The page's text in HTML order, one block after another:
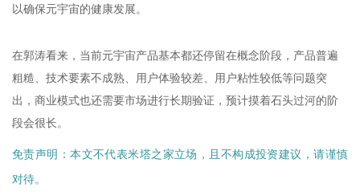
以确保元宇宙的健康发展。
在郭涛看来，当前元宇宙产品基本都还停留在概念阶段，产品普遍
粗糙、技术要素不成熟、用户体验较差、用户粘性较低等问题突
出，商业模式也还需要市场进行长期验证，预计摸着石头过河的阶
段会很长。
免责声明：本文不代表米塔之家立场，且不构成投资建议，请谨慎
对待。